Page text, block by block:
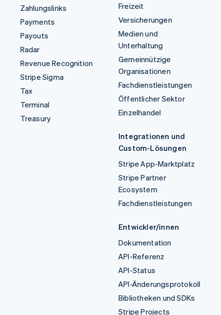
Zahlungslinks
Payments
Payouts
Radar
Revenue Recognition
Stripe Sigma
Tax
Terminal
Treasury
Freizeit
Versicherungen
Medien und
Unterhaltung
Gemeinnützige
Organisationen
Fachdienstleistungen
Öffentlicher Sektor
Einzelhandel
Integrationen und
Custom-Lösungen
Stripe App-Marktplatz
Stripe Partner
Ecosystem
Fachdienstleistungen
Entwickler/innen
Dokumentation
API-Referenz
API-Status
API-Änderungsprotokoll
Bibliotheken und SDKs
Stripe Projects